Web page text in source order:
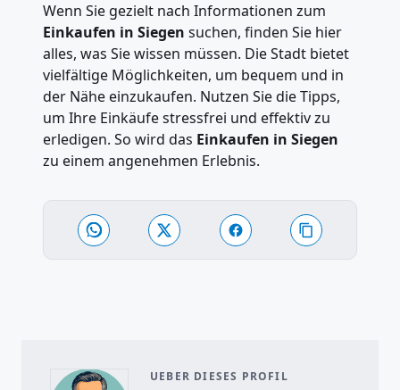
Wenn Sie gezielt nach Informationen zum
Einkaufen in Siegen suchen, finden Sie hier
alles, was Sie wissen müssen. Die Stadt bietet
vielfältige Möglichkeiten, um bequem und in
der Nähe einzukaufen. Nutzen Sie die Tipps,
um Ihre Einkäufe stressfrei und effektiv zu
erledigen. So wird das Einkaufen in Siegen
zu einem angenehmen Erlebnis.
UEBER DIESES PROFIL